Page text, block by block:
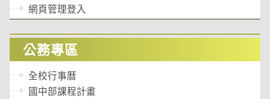
網頁管理登入
公務專區
全校行事曆
國中部課程計畫